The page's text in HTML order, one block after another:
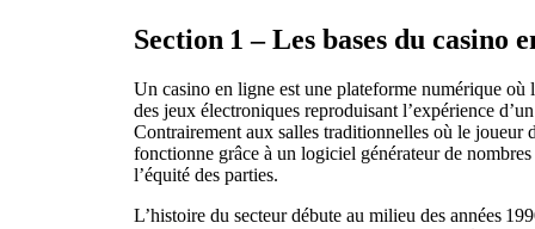
Section 1 – Les bases du casino
Un casino en ligne est une plateforme numérique où
des jeux électroniques reproduisant l’expérience
Contrairement aux salles traditionnelles où le joueur
fonctionne grâce à un logiciel générateur de
l’équité des parties.
L’histoire du secteur débute au milieu des années